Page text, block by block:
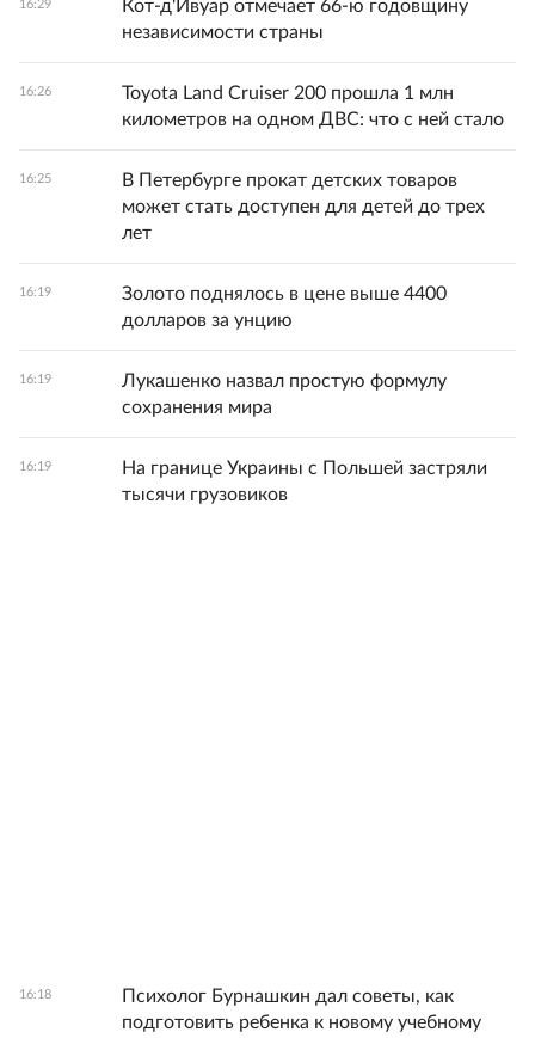
16:29
Кот-д'Ивуар отмечает 66-ю годовщину
независимости страны
16:26
Toyota Land Cruiser 200 прошла 1 млн
километров на одном ДВС: что с ней стало
16:25
В Петербурге прокат детских товаров
может стать доступен для детей до трех
лет
16:19
Золото поднялось в цене выше 4400
долларов за унцию
16:19
Лукашенко назвал простую формулу
сохранения мира
16:19
На границе Украины с Польшей застряли
тысячи грузовиков
16:18
Психолог Бурнашкин дал советы, как
подготовить ребенка к новому учебному